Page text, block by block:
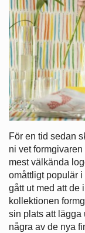
För en tid sedan
ni vet
mest välkända
omåttligt populär
gått ut med att de
kollektionen
sin plats att lägga
några av de nya